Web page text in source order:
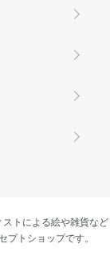
トによる絵や雑貨など
トショップです。